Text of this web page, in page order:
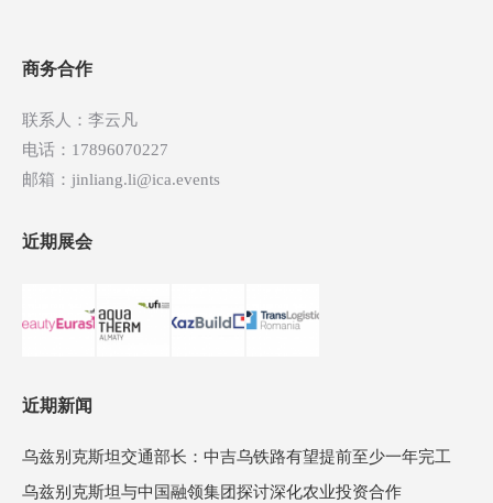
航
商务合作
联系人：李云凡
电话：17896070227
邮箱：jinliang.li@ica.events
近期展会
近期新闻
乌兹别克斯坦交通部长：中吉乌铁路有望提前至少一年完工
乌兹别克斯坦与中国融领集团探讨深化农业投资合作